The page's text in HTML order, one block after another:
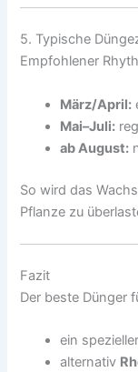
5. Typische
Empfohlener
März/April:
Mai–Juli:
ab August:
So wird das
Pflanze zu
Fazit
Der beste Dünger
ein spezieller
alternativ